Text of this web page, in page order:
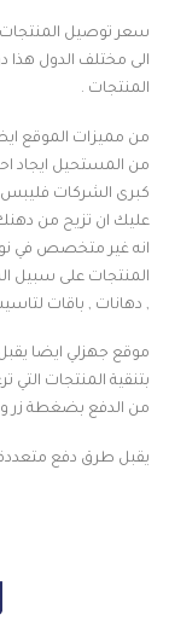
سعر توصيل المنتجات
الى مختلف الدول
المنتجات .
من مميزات الموقع
من المستحيل ايجاد
كبرى الشركات فليبس
عليك ان تزيح من دهنك
انه غير متخصص في
المنتجات على سبيل
, دهانات , باقات
موقع جهزلي ايضا
بتنقية المنتجات
من الدفع بضغطة زر
يقبل طرق دفع